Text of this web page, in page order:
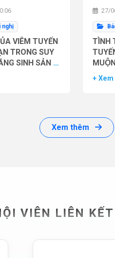
nghị
VIÊM TUYẾN
TRONG SUY
SINH SẢN Ở
27/
TÌNH
+
Xem thêm
VIÊN LIÊN